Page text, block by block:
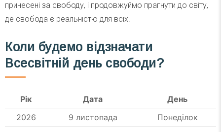
принесені за свободу, і продовжуймо прагнути до світу,
де свобода є реальністю для всіх.
Коли будемо відзначати
Всесвітній день свободи?
Рік Дата
День
2026
9 листопада
Понеділок